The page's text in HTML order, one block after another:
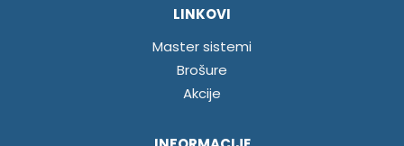
LINKOVI
Master sistemi
Brošure
Akcije